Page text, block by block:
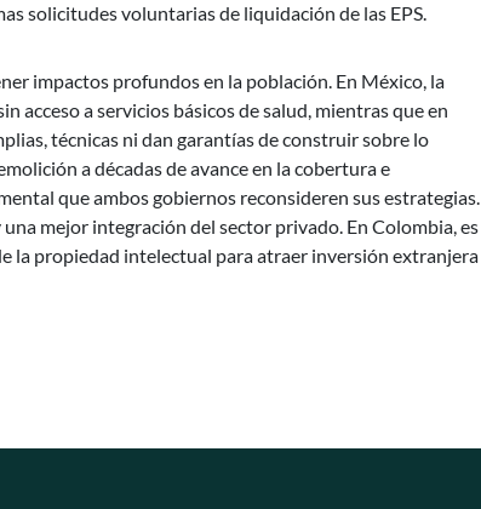
solicitudes voluntarias de liquidación de las EPS.
impactos profundos en la población. En México, la
acceso a servicios básicos de salud, mientras que en
técnicas ni dan garantías de construir sobre lo
a décadas de avance en la cobertura e
que ambos gobiernos reconsideren sus estrategias.
mejor integración del sector privado. En Colombia, es
la propiedad intelectual para atraer inversión extranjera